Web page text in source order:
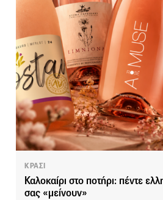
ΚΡΑΣΙ
Καλοκαίρι στο ποτήρι: πέντε
σας «μείνουν»